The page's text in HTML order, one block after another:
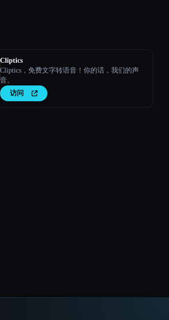
Cliptics
Cliptics，免费文字转语音！你的话，我们的声
音。
访问